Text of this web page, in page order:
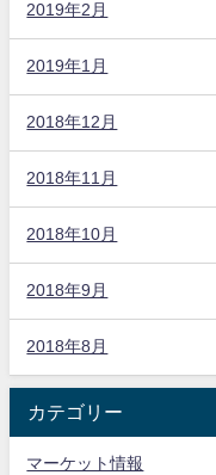
2019年2月
2019年1月
2018年12月
2018年11月
2018年10月
2018年9月
2018年8月
カテゴリー
マーケット情報